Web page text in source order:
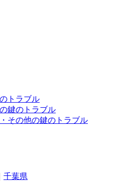
トラブル
鍵のトラブル
その他の鍵のトラブル
千葉県